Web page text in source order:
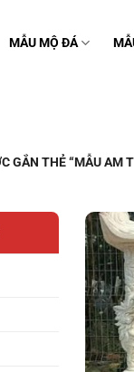
MẪU MỘ ĐÁ
GẮN THẺ “MẪU AM